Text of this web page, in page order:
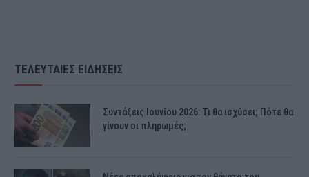
ΤΕΛΕΥΤΑΙΕΣ ΕΙΔΗΣΕΙΣ
Συντάξεις Ιουνίου 2026: Τι θα ισχύσει; Πότε θα
γίνουν οι πληρωμές;